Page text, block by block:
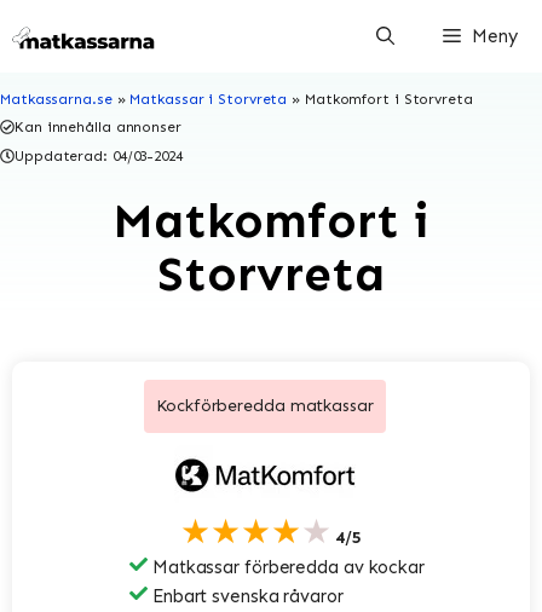
till
Meny
Matkassarna.se» Matkassar i Storvreta » Matkomfort i Storvreta
Kan innehålla annonser
Uppdaterad: 04/03-2024
Matkomfort i
Storvreta
Kockförberedda matkassar
★★★★★ 4/5
Matkassar förberedda av kockar
Enbart svenska råvaror